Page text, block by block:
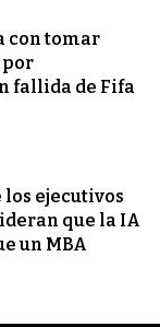
con tomar
por
fallida de Fifa
los ejecutivos
que la IA
un MBA